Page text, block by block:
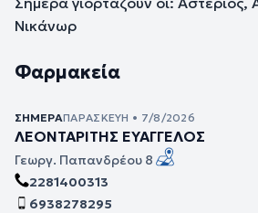
Νικάνωρ
Φαρμακεία
ΣΉΜΕΡΑΠΑΡΑΣΚΕΥΉ • 7/8/2026
ΛΕΟΝΤΑΡΙΤΗΣ ΕΥΑΓΓΕΛΟΣ
Γεωργ. Παπανδρέου 8
2281400313
6938278295